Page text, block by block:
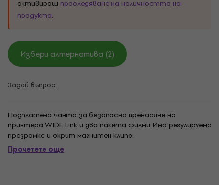
активираш проследяване на наличността на
продукта.
Избери алтернатива (2)
Задай въпрос
Подплатена чанта за безопасно пренасяне на
принтера WIDE Link и два пакета филми. Има регулируема
презрамка и скрит магнитен клипс.
Прочетете още